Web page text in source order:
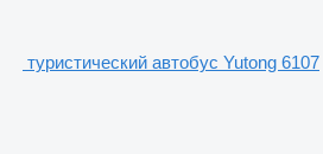
туристический автобус Yutong 6107